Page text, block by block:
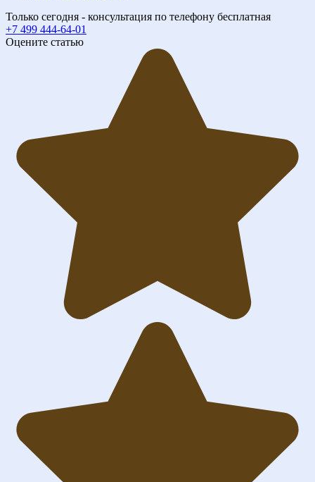
Только сегодня - консультация по телефону бесплатная
+7 499 444-64-01
Оцените статью